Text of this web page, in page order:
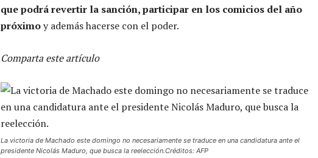
que podrá revertir la sanción, participar en los comicios del año
próximoy además hacerse con el poder.
Comparta este artículo
La victoria de Machado este domingo no necesariamente se traduce en una candidatura ante el
presidente Nicolás Maduro, que busca la reelección.Créditos: AFP